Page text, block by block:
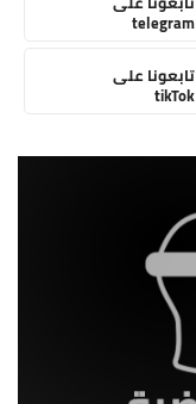
telegram
تابعونا على
tikTok